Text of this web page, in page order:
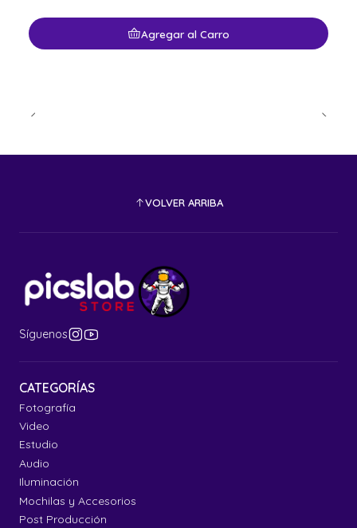
Agregar al Carro
VOLVER ARRIBA
Síguenos
CATEGORÍAS
Fotografía
Video
Estudio
Audio
Iluminación
Mochilas y Accesorios
Post Producción